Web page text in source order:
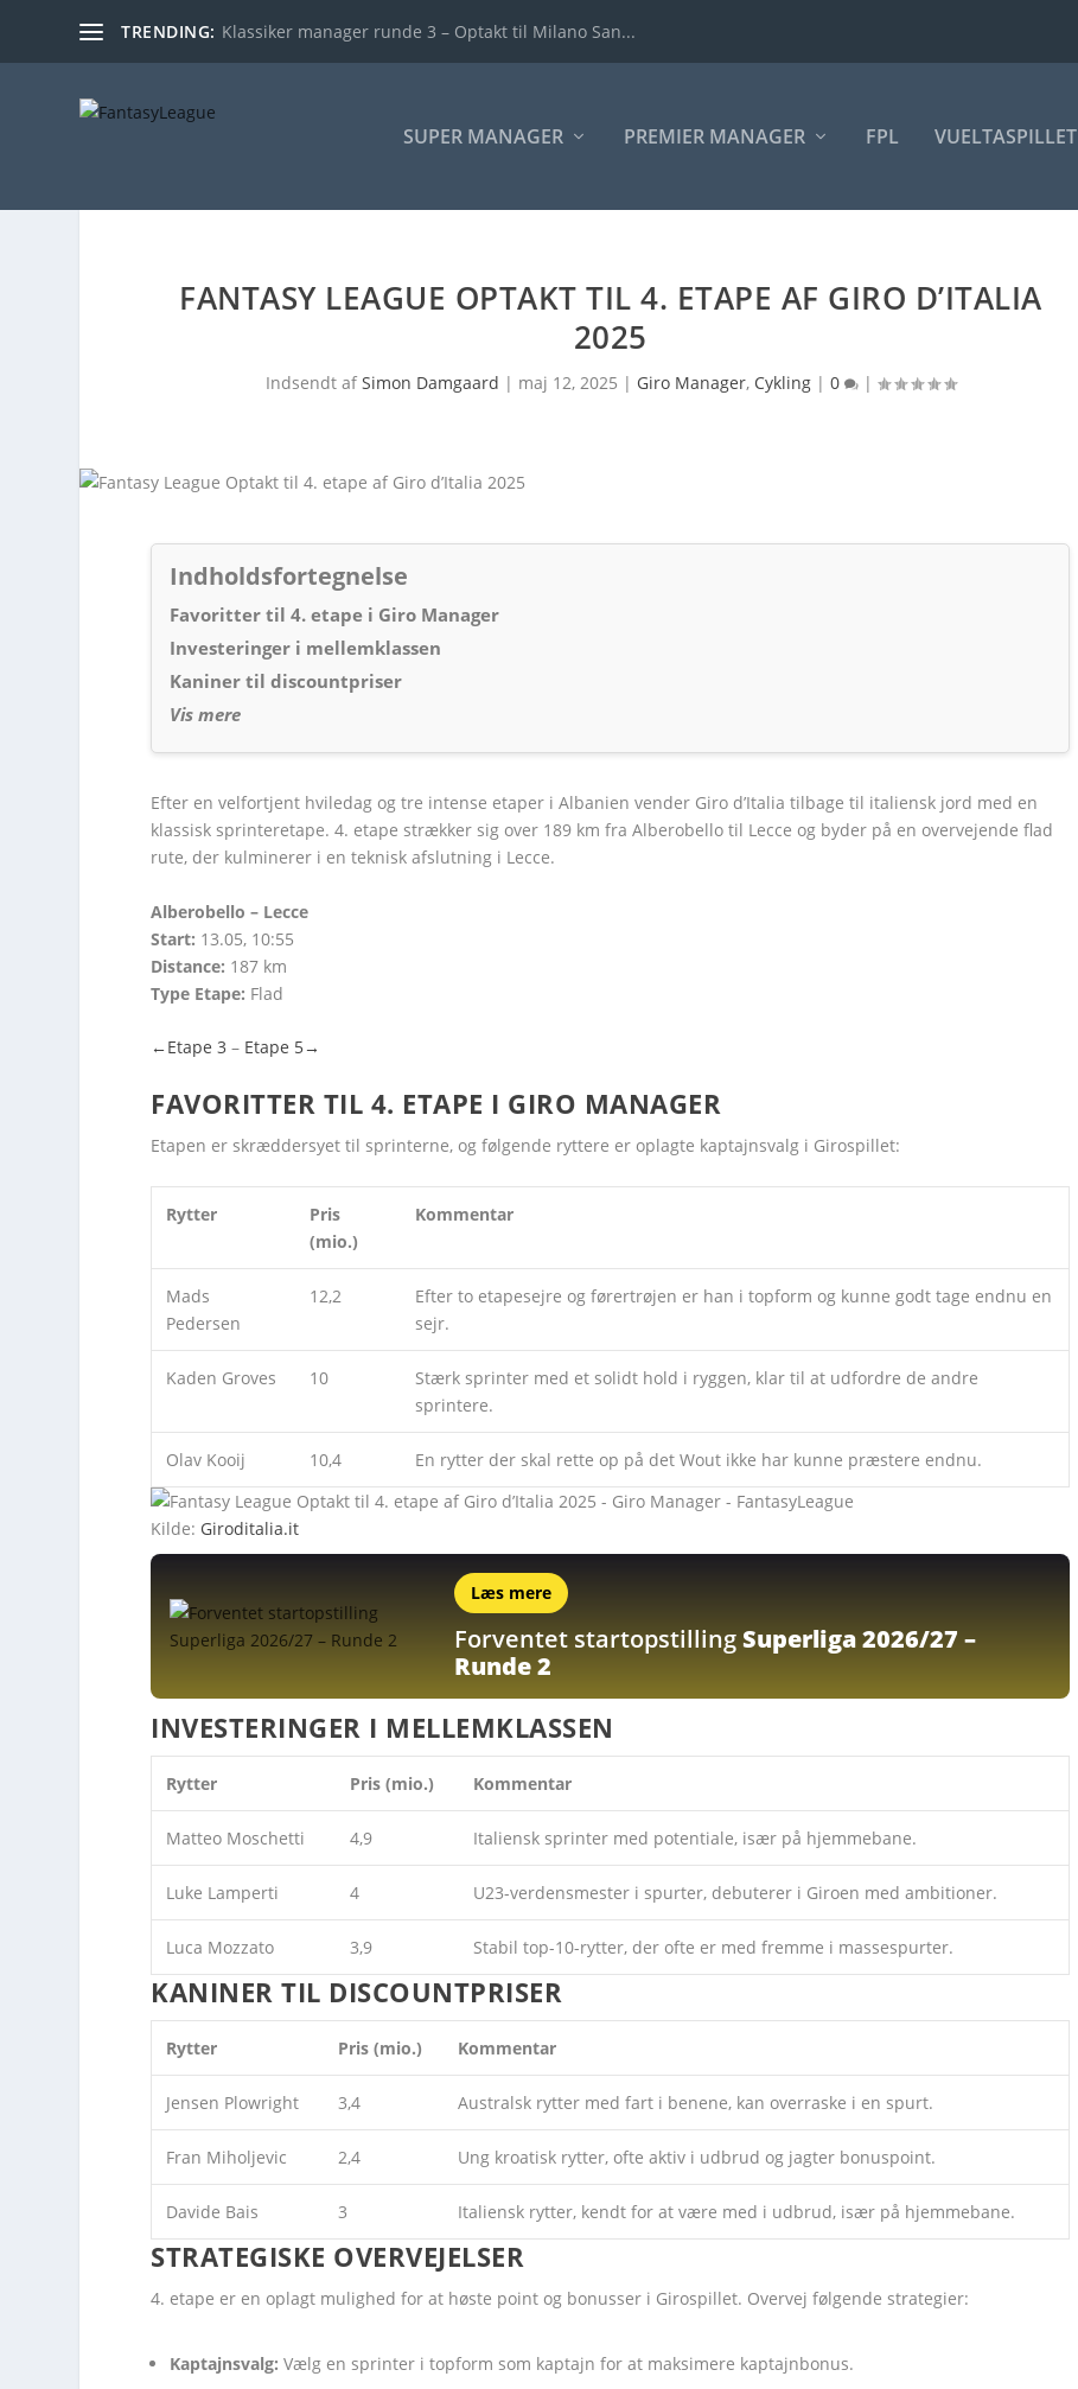
TRENDING: Klassiker manager runde 3 – Optakt til Milano San...
SUPER MANAGER PREMIER MANAGER FPL VUELTASPILLET
FANTASY LEAGUE OPTAKT TIL 4. ETAPE AF GIRO D’ITALIA
2025
Indsendt af Simon Damgaard | maj 12, 2025 | Giro Manager, Cykling| 0 |
Indholdsfortegnelse
Favoritter til 4. etape i Giro Manager
Investeringer i mellemklassen
Kaniner til discountpriser
Vis mere
Efter en velfortjent hviledag og tre intense etaper i Albanien vender Giro d’Italia tilbage til italiensk jord med en
klassisk sprinteretape. 4. etape strækker sig over 189 km fra Alberobello til Lecce og byder på en overvejende flad
rute, der kulminerer i en teknisk afslutning i Lecce.
Alberobello – Lecce
Start: 13.05, 10:55
Distance: 187 km
Type Etape: Flad
←Etape 3 – Etape 5→
FAVORITTER TIL 4. ETAPE I GIRO MANAGER
Etapen er skræddersyet til sprinterne, og følgende ryttere er oplagte kaptajnsvalg i Girospillet:
Rytter
Pris
(mio.)
Kommentar
Mads
Pedersen
12,2
Efter to etapesejre og førertrøjen er han i topform og kunne godt tage endnu en
sejr.
Kaden Groves 10
Stærk sprinter med et solidt hold i ryggen, klar til at udfordre de andre
sprintere.
Olav Kooij 10,4 En rytter der skal rette op på det Wout ikke har kunne præstere endnu.
Kilde: Giroditalia.it
Læs mere
Forventet startopstillingSuperliga 2026/27 –
Runde 2
INVESTERINGER I MELLEMKLASSEN
Rytter Pris (mio.) Kommentar
Matteo Moschetti 4,9 Italiensk sprinter med potentiale, især på hjemmebane.
Luke Lamperti 4 U23-verdensmester i spurter, debuterer i Giroen med ambitioner.
Luca Mozzato 3,9 Stabil top-10-rytter, der ofte er med fremme i massespurter.
KANINER TIL DISCOUNTPRISER
Rytter Pris (mio.) Kommentar
Jensen Plowright 3,4 Australsk rytter med fart i benene, kan overraske i en spurt.
Fran Miholjevic 2,4 Ung kroatisk rytter, ofte aktiv i udbrud og jagter bonuspoint.
Davide Bais 3 Italiensk rytter, kendt for at være med i udbrud, især på hjemmebane.
STRATEGISKE OVERVEJELSER
4. etape er en oplagt mulighed for at høste point og bonusser i Girospillet. Overvej følgende strategier:
Kaptajnsvalg: Vælg en sprinter i topform som kaptajn for at maksimere kaptajnbonus.